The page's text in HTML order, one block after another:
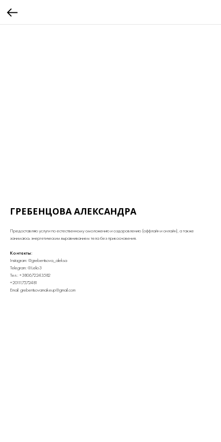
ГРЕБЕНЦОВА АЛЕКСАНДРА
Предоставляю услуги по естественному омоложению и оздоровлению (оффлайн и онлайн), а также
занимаюсь энергетическим выравниванием тела без прикосновения.
Контакты:
Instagram: @grebentsova_aleksa
Telegram: @Lelio3
Тел.: +380672243582
+201117572481
Email: grebentsovamakeup@gmail.com